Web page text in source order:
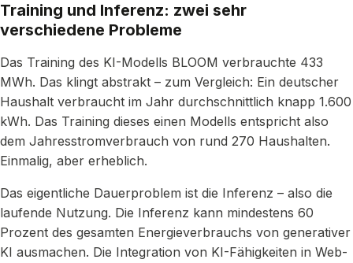
Training und Inferenz: zwei sehr
verschiedene Probleme
Das Training des KI-Modells BLOOM verbrauchte 433
MWh. Das klingt abstrakt – zum Vergleich: Ein deutscher
Haushalt verbraucht im Jahr durchschnittlich knapp 1.600
kWh. Das Training dieses einen Modells entspricht also
dem Jahresstromverbrauch von rund 270 Haushalten.
Einmalig, aber erheblich.
Das eigentliche Dauerproblem ist die Inferenz – also die
laufende Nutzung. Die Inferenz kann mindestens 60
Prozent des gesamten Energieverbrauchs von generativer
KI ausmachen. Die Integration von KI-Fähigkeiten in Web-